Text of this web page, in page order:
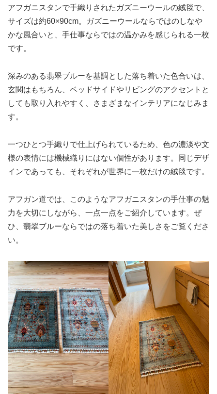
アフガニスタンで手織りされたガズニーウールの絨毯で、
サイズは約60×90cm。ガズニーウールならではのしなや
かな風合いと、手仕事ならではの温かみを感じられる一枚
です。
深みのある翡翠ブルーを基調とした落ち着いた色合いは、
玄関はもちろん、ベッドサイドやリビングのアクセントと
しても取り入れやすく、さまざまなインテリアになじみま
す。
一つひとつ手織りで仕上げられているため、色の濃淡や文
様の表情には機械織りにはない個性があります。同じデザ
インであっても、それぞれが世界に一枚だけの絨毯です。
アフガン道では、このようなアフガニスタンの手仕事の魅
力を大切にしながら、一点一点をご紹介しています。ぜ
ひ、翡翠ブルーならではの落ち着いた美しさをご覧くださ
い。